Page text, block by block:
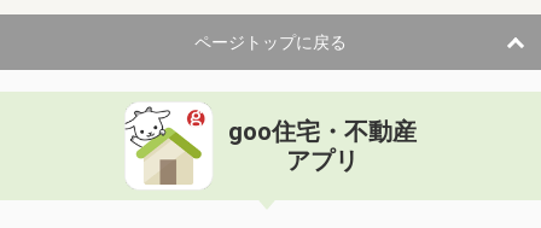
ページトップに戻る
goo住宅・不動産
アプリ